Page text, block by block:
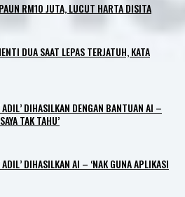
RM10 JUTA, LUCUT HARTA DISITA
DUA SAAT LEPAS TERJATUH, KATA
DIHASILKAN DENGAN BANTUAN AI –
TAK TAHU’
DIHASILKAN AI – ‘NAK GUNA APLIKASI